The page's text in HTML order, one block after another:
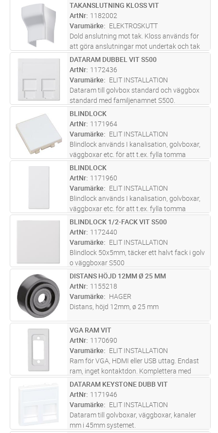
ST Lägg i kundvagn
TAKANSLUTNING KLOSS VIT
ArtNr 1182002
Varumärke
ELEKTROSKUTT
Dold anslutning mot tak. Kloss används för
att göra anslutningar mot undertak och tak
vid installation av kabelkanal. Den täcker en
yta på 28 mm x 28 mm mot taket och döljer
uppklippta undertaksprofi ...läs mer
ST Lägg i kundvagn
DATARAM DUBBEL VIT S500
ArtNr 1172436
Varumärke
ELIT INSTALLATION
Dataram till golvbox standard och väggbox
standard med familjenamnet S500.
ST Lägg i kundvagn
BLINDLOCK
ArtNr 1171964
Varumärke
ELIT INSTALLATION
Blindlock används I kanalisation, golvboxar,
väggboxar etc. för att t.ex. fylla tomma
moduler eller skapa plats för framtida behov
ST Lägg i kundvagn
BLINDLOCK
ArtNr 1171960
Varumärke
ELIT INSTALLATION
Blindlock används I kanalisation, golvboxar,
väggboxar etc. för att t.ex. fylla tomma
moduler eller skapa plats för framtida behov
ST Lägg i kundvagn
BLINDLOCK 1/2-FACK VIT S500
ArtNr 1172440
Varumärke
ELIT INSTALLATION
Blindlock 50x5mm, täcker ett halvt fack i golv
o väggboxar S500
ST Lägg i kundvagn
DISTANS HÖJD 12MM Ø 25 MM
ArtNr 1155218
Varumärke
HAGER
Distans, höjd 12mm, ø 25 mm
ST Lägg i kundvagn
VGA RAM VIT
ArtNr 1170690
Varumärke
ELIT INSTALLATION
Ram för VGA, HDMI eller USB uttag. Endast
ram, inget kontaktdon. Komplettera med
skarvkabel 1170762 VGA hona-hona 200mm,
1170764 USB hona-hona 250mm, 1170765
HDMI hona-hona 180mm
ST Lägg i kundvagn
DATARAM KEYSTONE DUBB VIT
ArtNr 1171946
Varumärke
ELIT INSTALLATION
Dataram till golvboxar, väggboxar, kanaler
mm i 45mm systemet.